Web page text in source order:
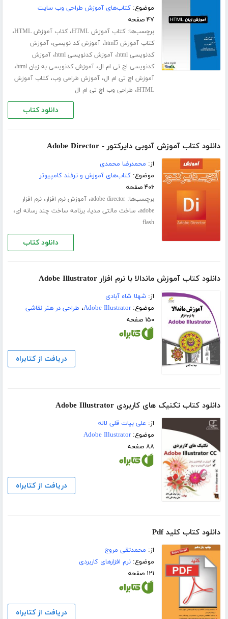
موضوع:کتاب‌های آموزش طراحی وب سایت
۴۷ صفحه
برچسب‌ها:کتاب آموزش HTML ،کتاب آموزش HTML ،
کتاب آموزش html5 ،آموزش کد نویسی،آموزش
کدنویسی html
،آموزش کدنویسی html ،آموزش
کدنویسی اچ تی ام ال،آموزش کدنویسی به زبان html ،
آموزش اچ تی ام ال،آموزش طراحی وب،کتاب آموزش
HTML، طراحی وب اچ تی ام ال
دانلود کتاب
دانلود کتاب آموزش آدوبی دایرکتور - Adobe Director
از: محمدرضا محمدی
موضوع:کتاب‌های آموزش و ترفند کامپیوتر
۴۰۶ صفحه
برچسب‌ها:adobe director،آموزش نرم افزار،نرم افزار
adobe، ساخت مالتی مدیا،برنامه ساخت چند رسانه ای،
flash
دانلود کتاب
دانلود کتاب آموزش ماندالا با نرم افزار Adobe Illustrator
از:شهلا شاه آبادی
موضوع:Adobe Illustrator، طراحی در هنر نقاشی
۱۵۰ صفحه
دریافت از کتابراه
دانلود کتاب تکنیک های کاربردی Adobe Illustrator
از: علی بیات قلی لاله
موضوع:Adobe Illustrator
۸۸ صفحه
دریافت از کتابراه
دانلود کتاب کلید Pdf
از: محمدتقی مروج
موضوع:نرم افزارهای کاربردی
۱۲۱ صفحه
دریافت از کتابراه